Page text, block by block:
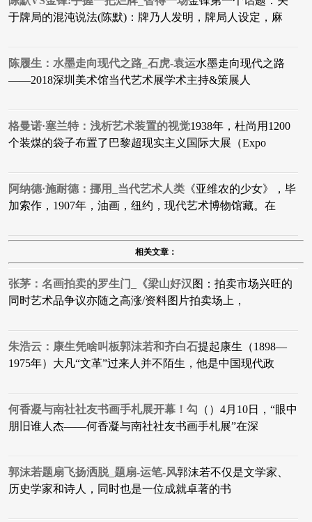
于牌局的混沌说法(陈默)：牌乃人发明，牌局人设定，麻
陈履生：水墨走向现代之路_石虎-袁运水墨走向现代之路
——2018深圳美术馆当代艺术展学术主持&策展人
格曼诺·塞兰特：浅析艺术装置的视觉1938年，杜尚用1200
个装煤的袋子布置了巴黎超现实主义国际大展（Expo
阿纳德·施耐德：挪用_当代艺术人类 ​《亚维农的少女》，毕
加索作，1907年，油画，纽约，现代艺术博物馆藏。在
相关文章：
张茅：名画拍卖的罗生门_《梁山好汉 ​图：拍卖市场兴旺的
同时艺术品争议亦随之高涨/资料图片拍卖场上，
朱浩云：康生凭啥叫板郭沫若和齐白石提起康生（1898—
1975年）大凡“文革”过来人并不陌生，他是中国现代政
何香凝与南社社友书画手札展开幕！勾 （）4月10日，“眼中
朋旧谁人杰——何香凝与南社社友书画手札展”在深
郭沫若题扇飞扬洒脱_题扇-运笔-风​郭沫若不仅是文学家、
历史学家和诗人，同时也是一位成就卓著的书